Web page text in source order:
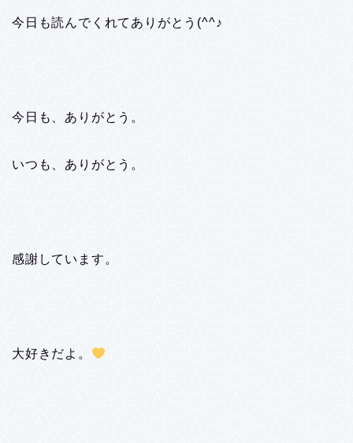
今日も読んでくれてありがとう(^^♪
今日も、ありがとう。
いつも、ありがとう。
感謝しています。
大好きだよ。